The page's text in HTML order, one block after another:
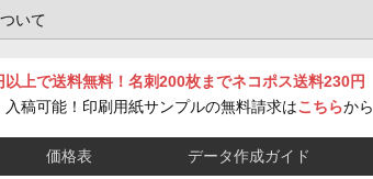
いて
上で送料無料！名刺200枚までネコポス送料230円
入稿可能！印刷用紙サンプルの無料請求はこちらから
価格表 データ作成ガイド